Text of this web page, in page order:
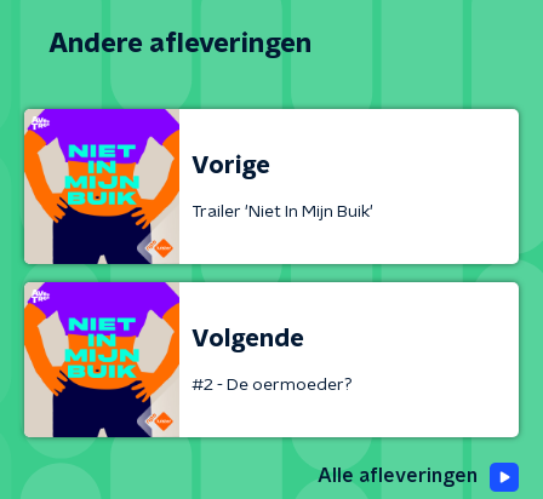
Andere afleveringen
Vorige
Trailer 'Niet In Mijn Buik'
Volgende
#2 - De oermoeder?
Alle afleveringen